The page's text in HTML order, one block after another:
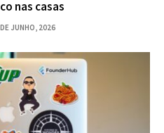
nas casas
JUNHO, 2026